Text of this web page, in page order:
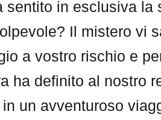
sentito in esclusiva la
Il mistero vi
a vostro rischio e
ha definito al nostro
un avventuroso